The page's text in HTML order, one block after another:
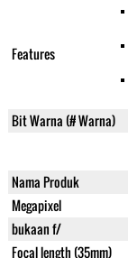
Features
Bit Warna (# Warna)
Nama Produk
Megapixel
bukaan f/
Focal length (35mm)